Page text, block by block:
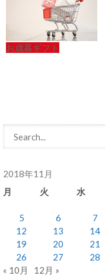
お歳暮ギフト
2018年11月
月
火 水
5
6 7
12
13 14
19
20 21
26
27 28
« 10月
12月 »